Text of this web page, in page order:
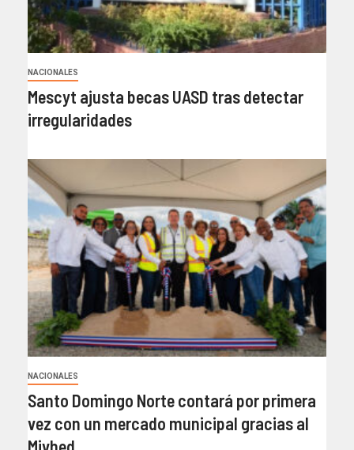
NACIONALES
Mescyt ajusta becas UASD tras detectar
irregularidades
NACIONALES
Santo Domingo Norte contará por primera
vez con un mercado municipal gracias al